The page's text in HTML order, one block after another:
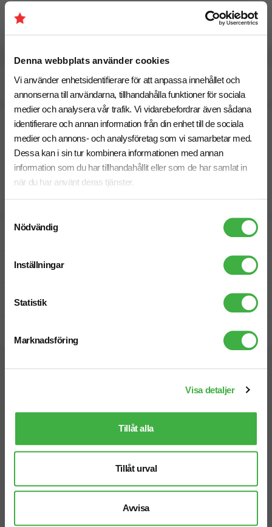
Denna webbplats använder cookies
Vi använder enhetsidentifierare för att anpassa innehållet och
annonserna till användarna, tillhandahålla funktioner för sociala
medier och analysera vår trafik. Vi vidarebefordrar även sådana
identifierare och annan information från din enhet till de sociala
medier och annons- och analysföretag som vi samarbetar med.
Dessa kan i sin tur kombinera informationen med annan
information som du har tillhandahållit eller som de har samlat in
när du har använt deras tjänster.
Nödvändig
Inställningar
Statistik
Marknadsföring
Visa detaljer
Tillåt alla
Tillåt urval
Avvisa
Specifikationer
20 Augusti Beräknad leveranstid: 10 arbetsdagar
Snabbare leverans? Kontakta oss.
Designskiss inom 1 h
Fri offert
Prisgaranti
Vi hjälper dig gärna!
Telefon: 019-760 65 00
Mån-fre 08.30 - 17.00